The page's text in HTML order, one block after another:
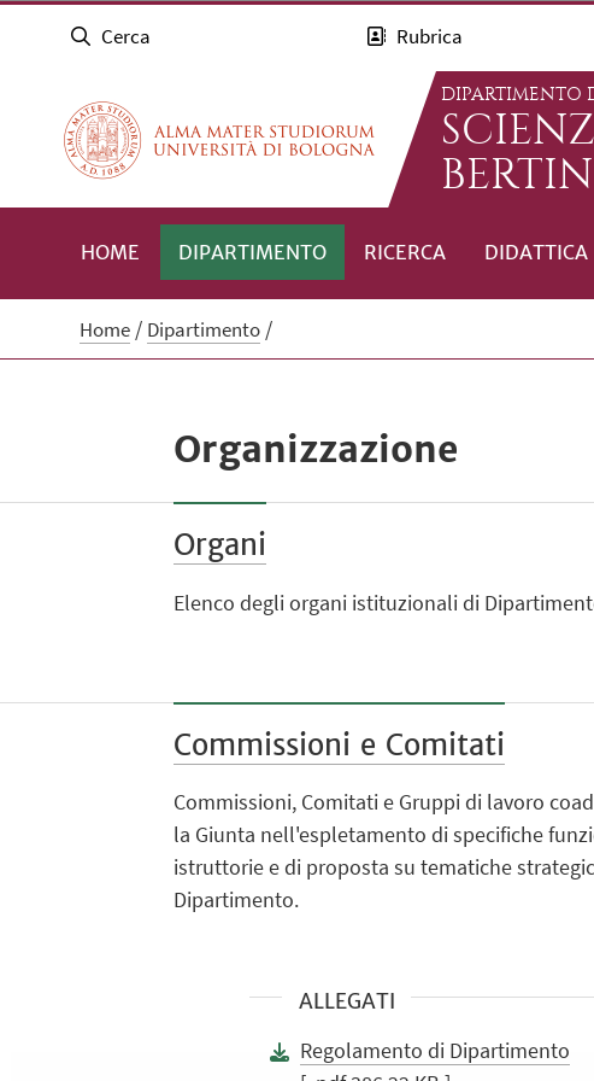
Cerca Rubrica
DIPARTIMENTO
HOME DIPARTIMENTO RICERCA DIDATTICA
Home Dipartimento
Organizzazione
Organi
Elenco degli organi istituzionali di
Commissioni e Comitati
Commissioni, Comitati e Gruppi di lavoro
la Giunta nell'espletamento di specifiche
istruttorie e di proposta su tematiche
Dipartimento.
ALLEGATI
Regolamento di Dipartimento